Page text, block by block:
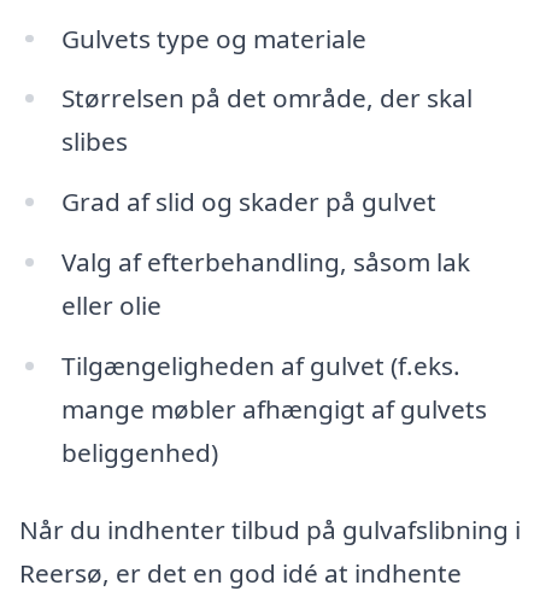
Gulvets type og materiale
Størrelsen på det område, der skal
slibes
Grad af slid og skader på gulvet
Valg af efterbehandling, såsom lak
eller olie
Tilgængeligheden af gulvet (f.eks.
mange møbler afhængigt af gulvets
beliggenhed)
Når du indhenter tilbud på gulvafslibning i
Reersø, er det en god idé at indhente